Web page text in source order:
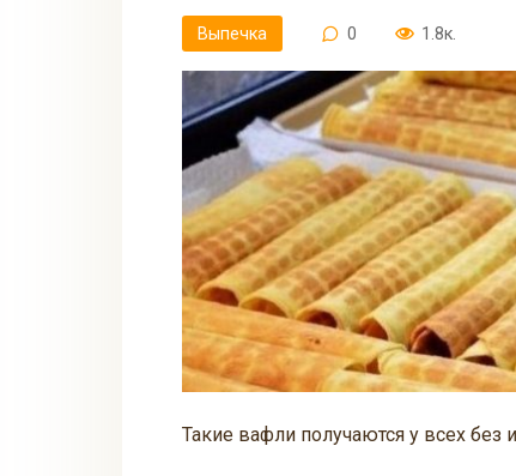
Выпечка 0 1.8к.
Такие вафли получаются у всех